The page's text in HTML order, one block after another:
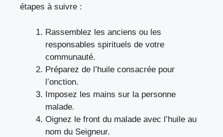
étapes à suivre :
Rassemblez les anciens ou les
responsables spirituels de votre
communauté.
Préparez de l’huile consacrée pour
l’onction.
Imposez les mains sur la personne
malade.
Oignez le front du malade avec l’huile au
nom du Seigneur.